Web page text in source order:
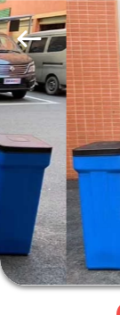
MAISON
SUJET
DE
NOUS
Guangzhou
Kai
Yuan
Water
Treatment
Equipment
Co.,
Ltd..
All
Rights